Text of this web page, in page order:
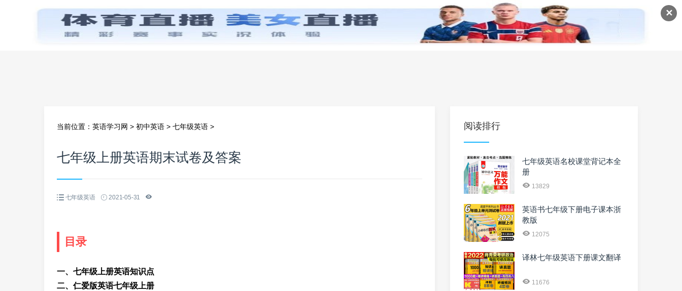
✕
首页 零基础学英语 小学英语 初中英语 高中英语 英语课程 英语资料
当前位置： 英语学习网 > 初中英语 > 七年级英语 >
七年级上册英语期末试卷及答案
七年级英语 2021-05-31
目录
一、七年级上册英语知识点
二、仁爱版英语七年级上册
阅读排行
七年级英语名校课堂背记本全
册
13829
英语书七年级下册电子课本浙
教版
12075
译林七年级英语下册课文翻译
11676